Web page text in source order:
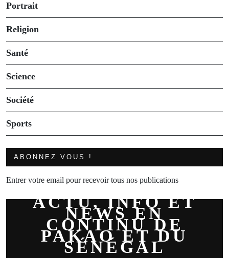
Portrait
Religion
Santé
Science
Société
Sports
ABONNEZ VOUS !
Entrer votre email pour recevoir tous nos publications
ACTU, INFO ET
NEWS EN
CONTINU DE
PAKAO ET DU
SÉNÉGAL